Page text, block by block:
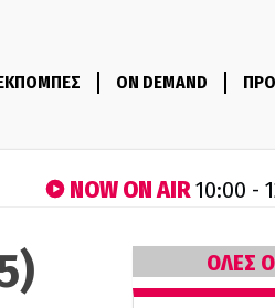
ON DEMAND
NOW ON AIR10:00 -
ΟΛΕΣ